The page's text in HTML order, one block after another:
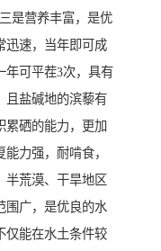
是营养丰富，是优
迅速，当年即可成
年可平茬3次，具有
且盐碱地的滨藜有
累硒的能力，更加
力强，耐啃食，
半荒漠、干旱地区
围广，是优良的水
仅能在水土条件较